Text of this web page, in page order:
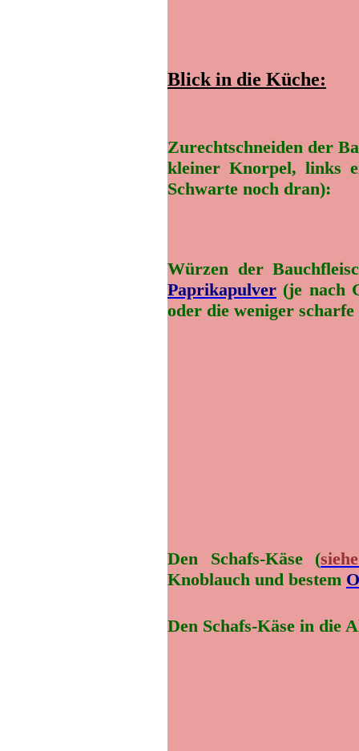
Blick in die Küche:
Zurechtschneiden der
kleiner Knorpel, links
Schwarte noch dran):
Würzen der
Paprikapulver (je nach
oder die weniger
Den Schafs-Käse (
Knoblauch und bestem
Den Schafs-Käse in die